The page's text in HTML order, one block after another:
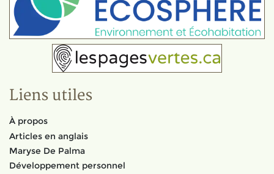
Liens utiles
À propos
Articles en anglais
Maryse De Palma
Développement personnel